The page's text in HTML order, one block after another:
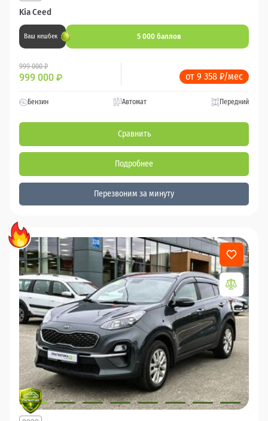
Kia Ceed
Ваш кешбек 5 000 баллов
999 000 ₽
999 000 ₽ от 9 358 ₽/мес
Бензин Автомат Передний
Сравнить
Подробнее
Перезвоним за минуту